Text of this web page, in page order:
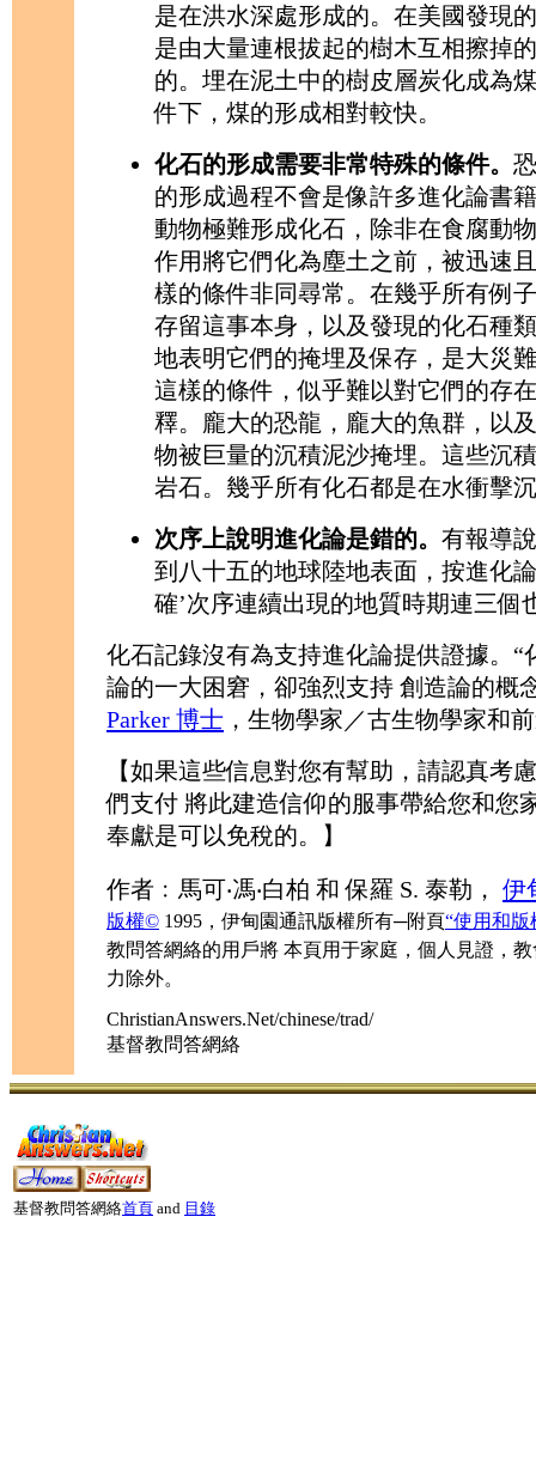
是在洪水深處形成的。在美國發現
是由大量連根拔起的樹木互相擦掉
的。埋在泥土中的樹皮層炭化成為
件下，煤的形成相對較快。
化石的形成需要非常特殊的條件。
的形成過程不會是像許多進化論書
動物極難形成化石，除非在食腐動
作用將它們化為塵土之前，被迅速
樣的條件非同尋常。在幾乎所有例
存留這事本身，以及發現的化石種
地表明它們的掩埋及保存，是大災
這樣的條件，似乎難以對它們的存
釋。龐大的恐龍，龐大的魚群，以
物被巨量的沉積泥沙掩埋。這些沉
岩石。幾乎所有化石都是在水衝擊
次序上說明進化論是錯的。 有報導
到八十五的地球陸地表面，按進化
確’次序連續出現的地質時期連三個
化石記錄沒有為支持進化論提供證據。“
論的一大困窘，卻強烈支持 創造論的概
Parker 博士 ，生物學家／古生物學家和
【如果這些信息對您有幫助，請認真考慮
們支付 將此建造信仰的服事帶給您和您
奉獻是可以免稅的。】
作者﹕馬可‧馮‧白柏 和 保羅 S. 泰勒， 伊
版權© 1995，伊甸園通訊版權所有─附頁“使用和版
教問答網絡的用戶將 本頁用于家庭，個人見證，
力除外。
ChristianAnswers.Net/chinese/trad/
基督教問答網絡
基督教問答網絡首頁 and 目錄